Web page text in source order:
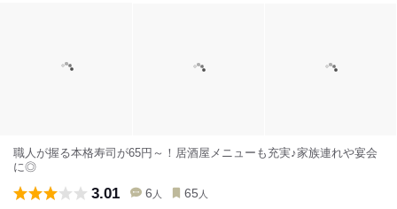
職人が握る本格寿司が65円～！居酒屋メニューも充実♪家族連れや宴会
に◎
3.01 6 人 65 人